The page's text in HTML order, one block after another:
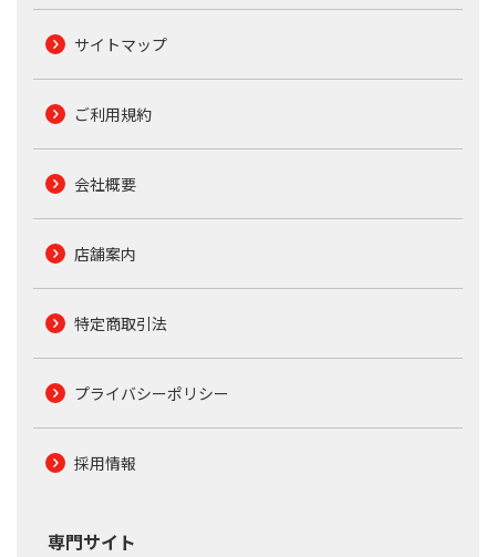
サイトマップ
ご利用規約
会社概要
店舗案内
特定商取引法
プライバシーポリシー
採用情報
専門サイト